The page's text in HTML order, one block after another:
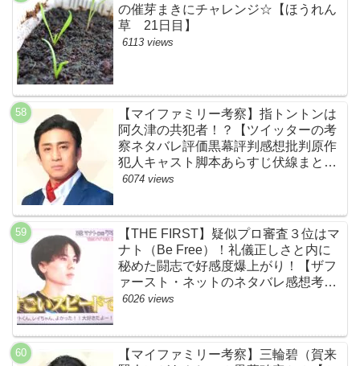
の催芽まきにチャレンジ☆【ほうれん
草 21日目】
6113 views
【マイファミリー考察】指トントンは
阿久津の共犯者！？【ツイッターの考
察ネタバレ評価黒幕評判感想批判原作
犯人キャスト脚本あらすじ伏線まと
め・松本幸四郎】
6074 views
【THE FIRST】疑似プロ審査３位はマ
ナト（Be Free）！礼儀正しさと内に
秘めた闘志で好感度爆上がり！【ザフ
ァースト・ネットのネタバレ感想考察
まとめ・スッキリ・BE:FIRST・ビー
6026 views
【マイファミリー考察】三輪碧（賀来